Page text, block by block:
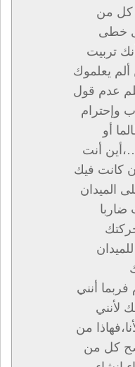
كل من
خطى
تربيت
ألم يعلموك
عدم قول
وإحترام
أو
أنت
كانت فيك
الميدان
ضاربا
فربما أنني
لأنني
من
كل من